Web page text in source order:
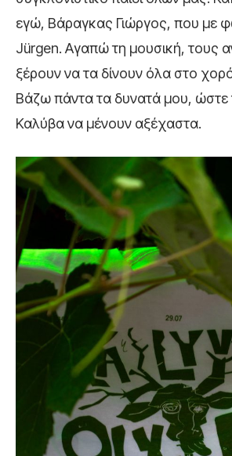
εγώ, Βάραγκας Γιώργος, που με
Jürgen. Αγαπώ τη μουσική, τους
ξέρουν να τα δίνουν όλα στο
Βάζω πάντα τα δυνατά μου, ώστε
Καλύβα να μένουν αξέχαστα.